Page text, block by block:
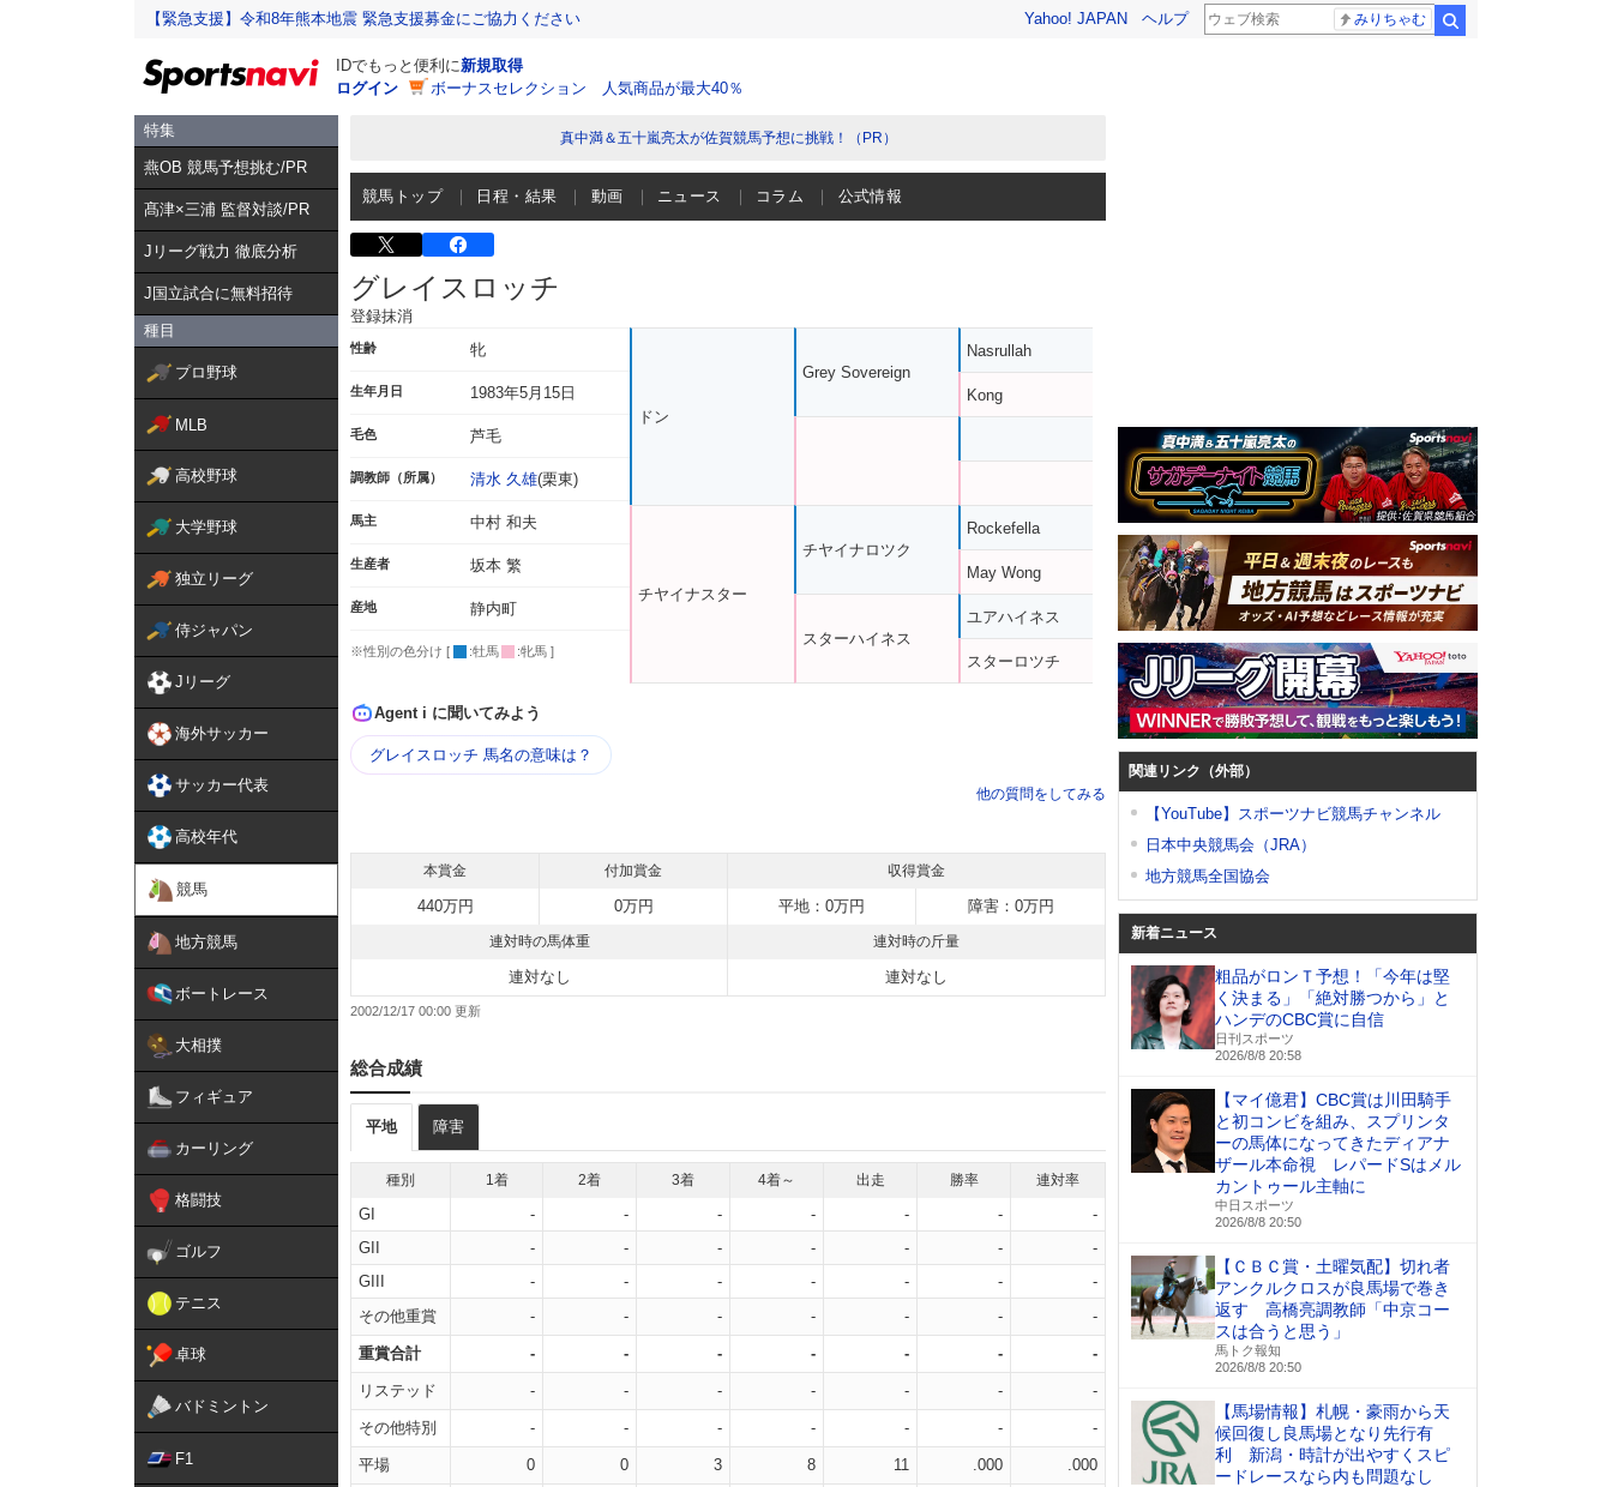
【緊急支援】令和8年熊本地震 緊急支援募金にご協力ください Yahoo! JAPAN ヘルプ みりちゃむ
IDでもっと便利に新規取得
ログイン
ボーナスセレクション 人気商品が最大40％
特集
燕OB 競馬予想挑む/PR
髙津×三浦 監督対談/PR
Jリーグ戦力 徹底分析
J国立試合に無料招待
種目
プロ野球
MLB
高校野球
大学野球
独立リーグ
侍ジャパン
Jリーグ
海外サッカー
サッカー代表
高校年代
競馬
地方競馬
ボートレース
大相撲
フィギュア
カーリング
格闘技
ゴルフ
テニス
卓球
バドミントン
F1
真中満＆五十嵐亮太が佐賀競馬予想に挑戦！（PR）
競馬トップ 日程・結果 動画 ニュース コラム 公式情報
グレイスロッチ
登録抹消
性齢 牝
生年月日 1983年5月15日
毛色 芦毛
調教師（所属） 清水 久雄(栗東)
馬主 中村 和夫
生産者 坂本 繁
産地 静内町
※性別の色分け [ :牡馬 :牝馬 ]
ドン
チヤイナスター
Grey Sovereign
チヤイナロツク
スターハイネス
Nasrullah
Kong
Rockefella
May Wong
ユアハイネス
スターロツチ
Agent i に聞いてみよう
グレイスロッチ 馬名の意味は？
他の質問をしてみる
本賞金 付加賞金 収得賞金
440万円 0万円 平地：0万円 障害：0万円
連対時の馬体重 連対時の斤量
連対なし 連対なし
2002/12/17 00:00
総合成績
平地 障害
種別 1着 2着 3着 4着～ 出走 勝率 連対率
GI - - - - - -
-
GII
- - - - - -
-
GIII
- - - - - -
-
その他重賞
- - - - - - -
重賞合計 - - - - - - -
リステッド - - - - - - -
その他特別 - - - - - - -
平場 0 0 3 8 11 .000 .000
関連リンク（外部）
【YouTube】スポーツナビ競馬チャンネル
日本中央競馬会（JRA）
地方競馬全国協会
新着ニュース
粗品がロンＴ予想！「今年は堅
く決まる」「絶対勝つから」と
ハンデのCBC賞に自信
日刊スポーツ
2026/8/8 20:58
【マイ億君】CBC賞は川田騎手
と初コンビを組み、スプリンタ
ーの馬体になってきたディアナ
ザール本命視 レパードSはメル
カントゥール主軸に
中日スポーツ
2026/8/8 20:50
【ＣＢＣ賞・土曜気配】切れ者
アンクルクロスが良馬場で巻き
返す 高橋亮調教師「中京コー
スは合うと思う」
馬トク報知
2026/8/8 20:50
【馬場情報】札幌・豪雨から天
候回復し良馬場となり先行有
利 新潟・時計が出やすくスピ
ードレースなら内も問題なし